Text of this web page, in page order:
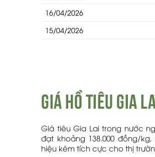
16/04/2026
15/04/2026
Giá Hồ tiêu gia
Giá tiêu Gia Lai trong nước
đạt khoảng 138.000 đồng/
hiệu kém tích cực cho thị